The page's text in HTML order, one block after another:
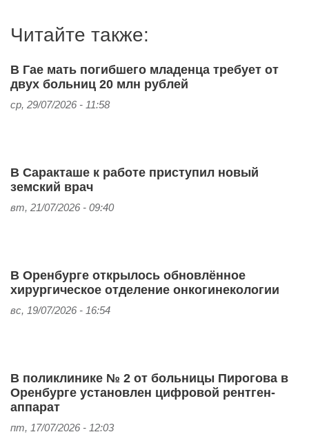
Читайте также:
В Гае мать погибшего младенца требует от
двух больниц 20 млн рублей
ср, 29/07/2026 - 11:58
В Саракташе к работе приступил новый
земский врач
вт, 21/07/2026 - 09:40
В Оренбурге открылось обновлённое
хирургическое отделение онкогинекологии
вс, 19/07/2026 - 16:54
В поликлинике № 2 от больницы Пирогова в
Оренбурге установлен цифровой рентген-
аппарат
пт, 17/07/2026 - 12:03